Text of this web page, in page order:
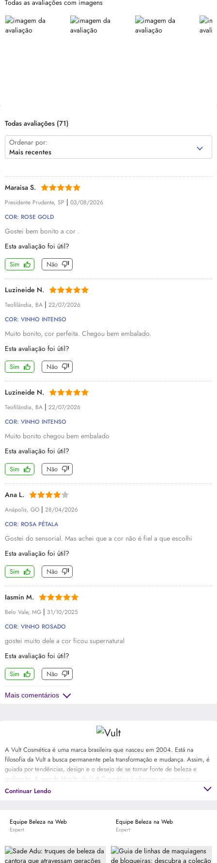
Todas as avaliações com imagens
Todas avaliações (71)
Ordenar por:
Mais recentes
Maraisa S.
Presidente Prudente, SP | 03/08/2026
COR: ROSE GOLD
Gostei bem bonito a cor .
Esta avaliação foi útil?
Sim Não
Luzineide N.
Teofilândia, BA | 22/07/2026
COR: VINHO INTENSO
Muito bonito, cor perfeita. Chegou bem embalado.
Esta avaliação foi útil?
Sim Não
Luzineide N.
Teofilândia, BA | 22/07/2026
COR: VINHO INTENSO
Muito bonito chegou bem embalado
Esta avaliação foi útil?
Sim Não
Ana L.
Anápolis, GO | 28/04/2026
COR: ROSA PÉTALA
Gostei do sensorial. Mas achei que a cor não é fiel a que escolhi
Esta avaliação foi útil?
Sim Não
Iasmin M.
Belo Vale, MG | 31/10/2025
COR: VINHO ROSADO
gostei muito dele a cor ficou supernatural
Esta avaliação foi útil?
Sim Não
Mais comentários
A Vult Cosmética é uma marca brasileira que nasceu em 2004. Está na
filosofia da Vult a busca permanente pela transformação e mudança. Assim, é
guiada por tendências, design e o desejo de se tornar fonte de beleza e
realização. A grande Missão da Vult Cosmética é oferecer ao universo
feminino a possibilidade de ter produtos de beleza sofisticados, inovadores e
Continuar Lendo
Equipe Beleza na Web
Expert
Equipe Beleza na Web
Expert